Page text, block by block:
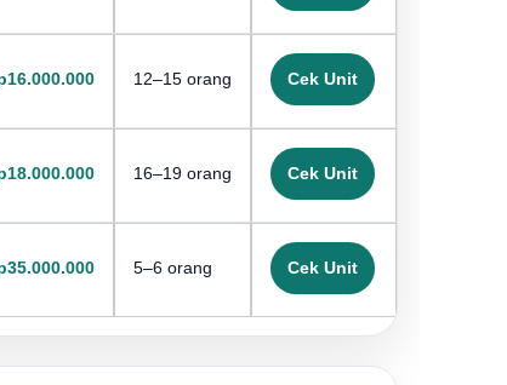
12–15 orang Cek Unit
16–19 orang Cek Unit
5–6 orang Cek Unit